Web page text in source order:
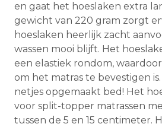
en gaat het hoeslaken extra
gewicht van 220 gram zorgt
hoeslaken heerlijk zacht
wassen mooi blijft. Het
een elastiek rondom,
om het matras te bevestigen
netjes opgemaakt bed! Het
voor split-topper matrassen
tussen de 5 en 15 centimeter.